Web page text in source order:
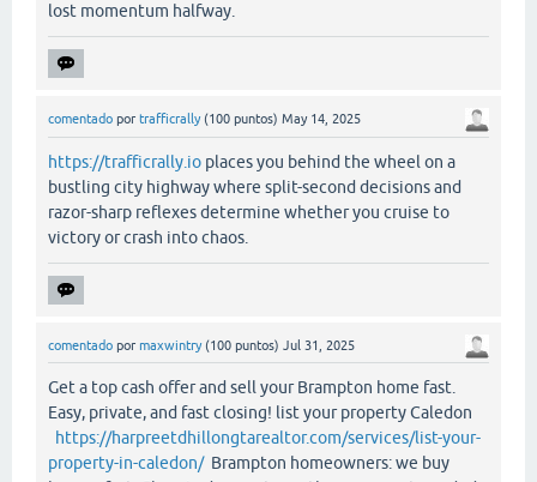
lost momentum halfway.
comentado por trafficrally (100 puntos) May 14, 2025
https://trafficrally.io places you behind the wheel on a
bustling city highway where split-second decisions and
razor-sharp reflexes determine whether you cruise to
victory or crash into chaos.
comentado por maxwintry (100 puntos) Jul 31, 2025
Get a top cash offer and sell your Brampton home fast.
Easy, private, and fast closing! list your property Caledon
https://harpreetdhillongtarealtor.com/services/list-your-
property-in-caledon/Brampton homeowners: we buy